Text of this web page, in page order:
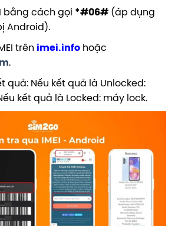
bằng cách gọi *#06#(áp dụng
Android).
trên imei.infohoặc
.
quả: Nếu kết quả là Unlocked:
kết quả là Locked: máy lock.